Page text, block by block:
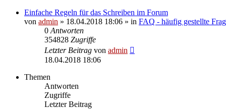
Einfache Regeln für das Schreiben im Forum
von admin » 18.04.2018 18:06 » in FAQ - häufig gestellte
0 Antworten
354828 Zugriffe
Letzter Beitrag von admin
18.04.2018 18:06
Themen
Antworten
Zugriffe
Letzter Beitrag